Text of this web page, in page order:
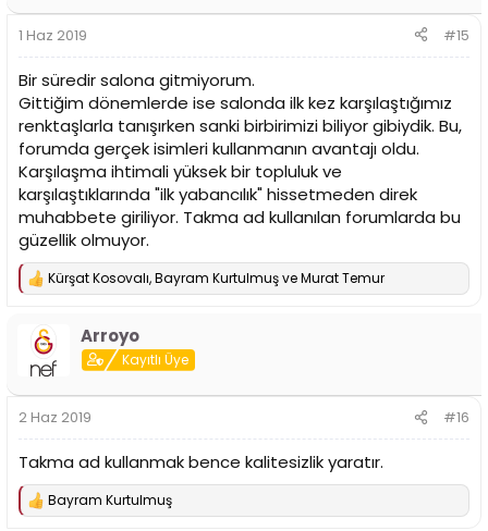
:
1 Haz 2019 #15
Bir süredir salona gitmiyorum.
Gittiğim dönemlerde ise salonda ilk kez karşılaştığımız
renktaşlarla tanışırken sanki birbirimizi biliyor gibiydik. Bu,
forumda gerçek isimleri kullanmanın avantajı oldu.
Karşılaşma ihtimali yüksek bir topluluk ve
karşılaştıklarında "ilk yabancılık" hissetmeden direk
muhabbete giriliyor. Takma ad kullanılan forumlarda bu
güzellik olmuyor.
T
:
Kürşat Kosovalı,Bayram KurtulmuşveMurat Temur
Arroyo
Kayıtlı Üye
2 Haz 2019 #16
Takma ad kullanmak bence kalitesizlik yaratır.
T
Bayram Kurtulmuş